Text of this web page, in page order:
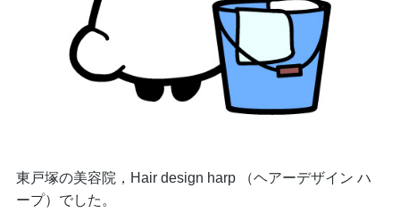
東戸塚の美容院，Hair design harp （ヘアーデザイン ハ
ープ）でした。